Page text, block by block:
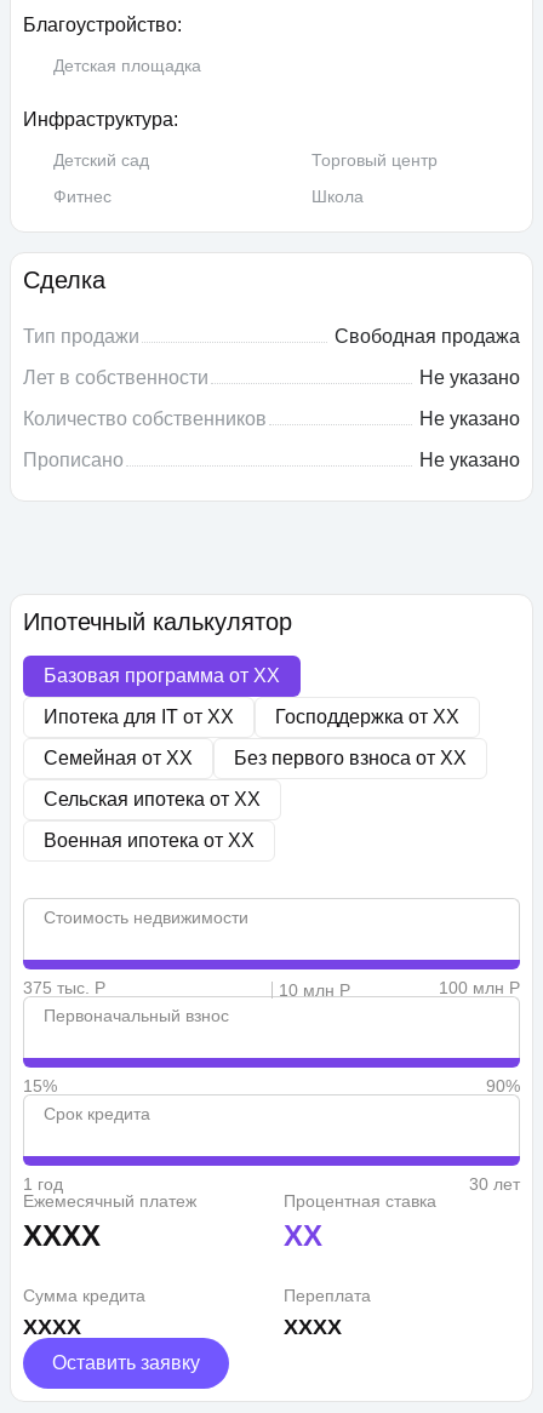
Благоустройство:
Детская площадка
Инфраструктура:
Детский сад
Торговый центр
Фитнес
Школа
Сделка
Тип продажи
Свободная продажа
Лет в собственности
Не указано
Количество собственников
Не указано
Прописано
Не указано
Ипотечный калькулятор
Базовая программа от XX
Ипотека для IT от XX Господдержка от XX
Семейная от XX Без первого взноса от XX
Сельская ипотека от XX
Военная ипотека от XX
Стоимость недвижимости
375 тыс. Р 10 млн Р
100 млн Р
Первоначальный взнос
15%
90%
Срок кредита
1 год
30 лет
Ежемесячный платеж
XXXX
Процентная ставка
XX
Сумма кредита
XXXX
Переплата
XXXX
Оставить заявку